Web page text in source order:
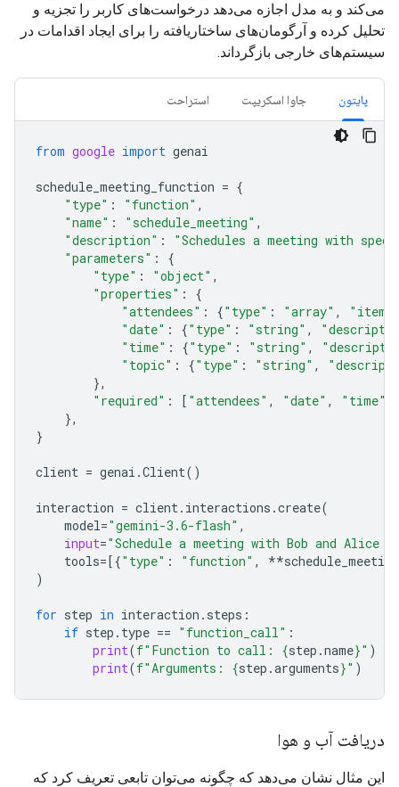
می‌کند و به مدل اجازه می‌دهد درخواست‌های کاربر را تجزیه و
تحلیل کرده و آرگومان‌های ساختاریافته را برای ایجاد اقدامات در
سیستم‌های خارجی بازگرداند.
پایتون جاوا اسکریپت استراحت
from google import genai
schedule_meeting_function = {
"type" : "function" ,
"name" : "schedule_meeting" ,
"description" :
"Schedules a meeting with
"parameters" :
{
"type" : "object" ,
"properties" :
{
"attendees" : {"type" : "array" ,
"date" : {"type" : "string" ,
"time" : {"type" : "string" ,
"topic" : {"type" : "string" ,
},
"required" : [ "attendees" , "date" , "time"
},
}
client = genai .Client()
interaction = client. interactions .create(
model="gemini-3.6-flash" ,
input="Schedule a meeting with Bob and Alice
tools=[{"type" : "function" , **
)
for step in interaction . steps :
if step . type == "function_call" :
print(f"Function to call: {step .name}" )
print(f"Arguments: {step .arguments}" )
دریافت آب و هوا
این مثال نشان می‌دهد که چگونه می‌توان تابعی تعریف کرد که